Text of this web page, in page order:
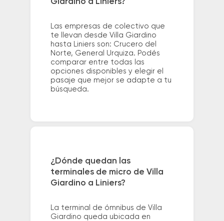
Las empresas de colectivo que
te llevan desde Villa Giardino
hasta Liniers son: Crucero del
Norte, General Urquiza. Podés
comparar entre todas las
opciones disponibles y elegir el
pasaje que mejor se adapte a tu
búsqueda.
¿Dónde quedan las
terminales de micro de Villa
Giardino a Liniers?
La terminal de ómnibus de Villa
Giardino queda ubicada en